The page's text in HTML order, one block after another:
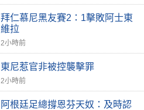
拜仁慕尼黑友賽2：1擊敗阿士東
維拉
2小時前
東尼惹官非被控襲擊罪
2小時前
阿根廷足總撐恩芬天奴：及時認